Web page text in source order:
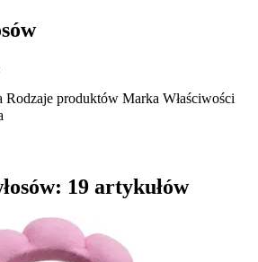
Rodzaje produktów Marka Właściwości
19 artykułów